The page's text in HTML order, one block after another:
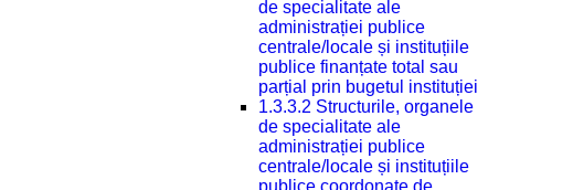
de specialitate ale
administrației publice
centrale/locale și instituțiile
publice finanțate total sau
parțial prin bugetul instituției
1.3.3.2 Structurile, organele
de specialitate ale
administrației publice
centrale/locale și instituțiile
publice coordonate de